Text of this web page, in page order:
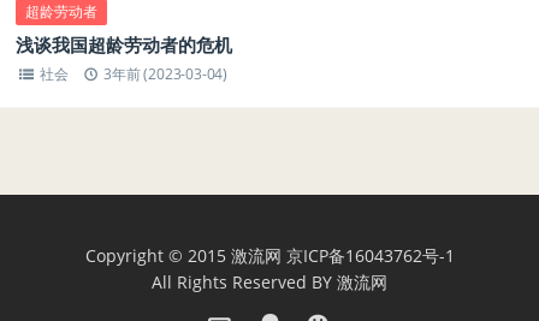
超龄劳动者
浅谈我国超龄劳动者的危机
社会 3年前 (2023-03-04)
Copyright © 2015 激流网 京ICP备16043762号-1
All Rights Reserved BY 激流网